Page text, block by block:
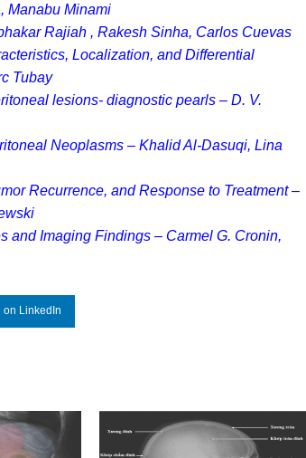
Manabu Minami
Rajiah , Rakesh Sinha, Carlos Cuevas
Localization, and Differential
Tubay
lesions- diagnostic pearls – D. V.
Neoplasms – Khalid Al-Dasuqi, Lina
Recurrence, and Response to Treatment –
and Imaging Findings – Carmel G. Cronin,
on LinkedIn